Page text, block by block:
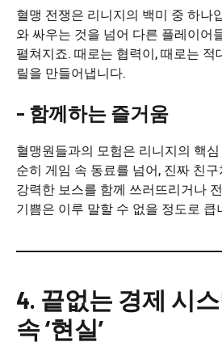
혈맹 전쟁은 리니지의 백미 중 하나
와 싸우는 것을 넘어 다른 플레이어
펼쳐지죠. 때로는 협력이, 때로는 적
릴을 만들어냅니다.
– 함께하는 즐거움
혈맹원들과의 모험은 리니지의 핵
순히 게임 속 동료를 넘어, 진짜 친
강력한 보스를 함께 쓰러뜨리거나
기쁨은 이루 말할 수 없을 정도로 큽
4. 끝없는 경제 시
속 ‘현실’